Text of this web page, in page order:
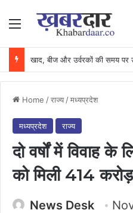
Menu
Home /राज्य /मध्यप्रदेश
मध्यप्रदेश राज्य
दो वर्षों में विवाह के
को मिली 414
News Desk